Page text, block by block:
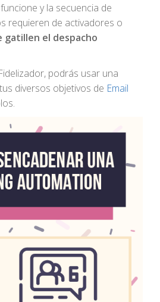
y la secuencia de
requieren de activadores o
gatillen el despacho
podrás usar una
diversos objetivos de Email